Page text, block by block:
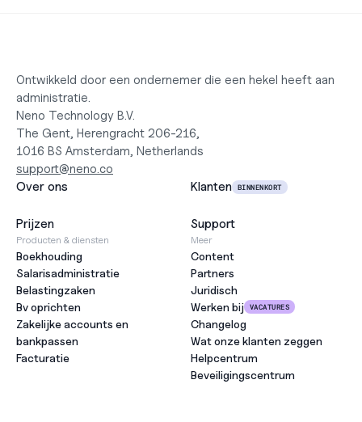
Ontwikkeld door een ondernemer die een hekel heeft aan
administratie.
Neno Technology B.V.
The Gent, Herengracht 206-216,
1016 BS Amsterdam, Netherlands
support@neno.co
Over ons
Klanten BINNENKORT
Prijzen Support
Producten & diensten
Boekhouding
Salarisadministratie
Belastingzaken
Bv oprichten
Zakelijke accounts en
bankpassen
Facturatie
Meer
Content
Partners
Juridisch
Werken bij
VACATURES
Changelog
Wat onze klanten zeggen
Helpcentrum
Beveiligingscentrum